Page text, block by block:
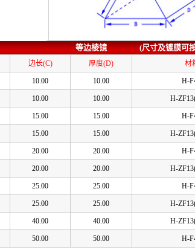
等边棱镜 (尺寸及镀膜可按用
边长(C) 厚度(D) 材
10.00 10.00 H-
10.00 10.00 H-
15.00 15.00 H-
15.00 15.00 H-
20.00 20.00 H-
20.00 20.00 H-
25.00 25.00 H-
25.00 25.00 H-
40.00 40.00 H-
50.00 50.00 H-